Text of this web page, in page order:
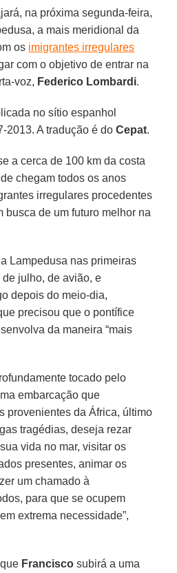
na próxima segunda-feira,
a mais meridional da
os imigrantes irregulares
com o objetivo de entrar na
voz, Federico Lombardi.
no sítio espanhol
2013. A tradução é doCepat.
a cerca de 100 km da costa
chegam todos os anos
irregulares procedentes
busca de um futuro melhor na
Lampedusa nas primeiras
julho, de avião, e
depois do meio-dia,
precisou que o pontífice
da maneira “mais
tocado pelo
embarcação que
provenientes da África, último
tragédias, deseja rezar
vida no mar, visitar os
presentes, animar os
um chamado à
para que se ocupem
extrema necessidade”,
Francisco subirá a uma